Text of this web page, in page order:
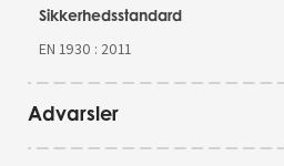
Sikkerhedsstandard
EN 1930 : 2011
Advarsler